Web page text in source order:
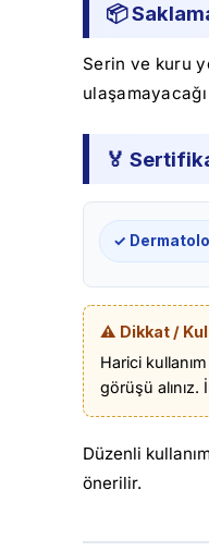
📦
Serin ve kuru
🏅
✓
⚠️ Dikkat /
Harici
görüşü
Düzenli
önerilir.